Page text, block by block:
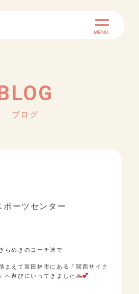
MENU
ブログ
ポーツセンター
らめきのコーチ達で
まえて富田林市にある『関西サイク
へ遊びにいってきました